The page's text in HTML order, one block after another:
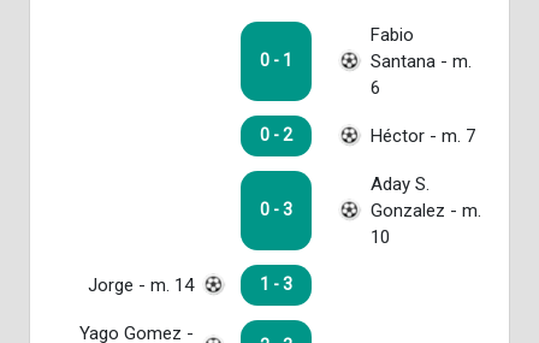
0 - 1
Fabio
Santana - m.
6
0 - 2 Héctor - m. 7
0 - 3
Aday S.
Gonzalez - m.
10
Jorge - m. 14 1 - 3
Yago Gomez -